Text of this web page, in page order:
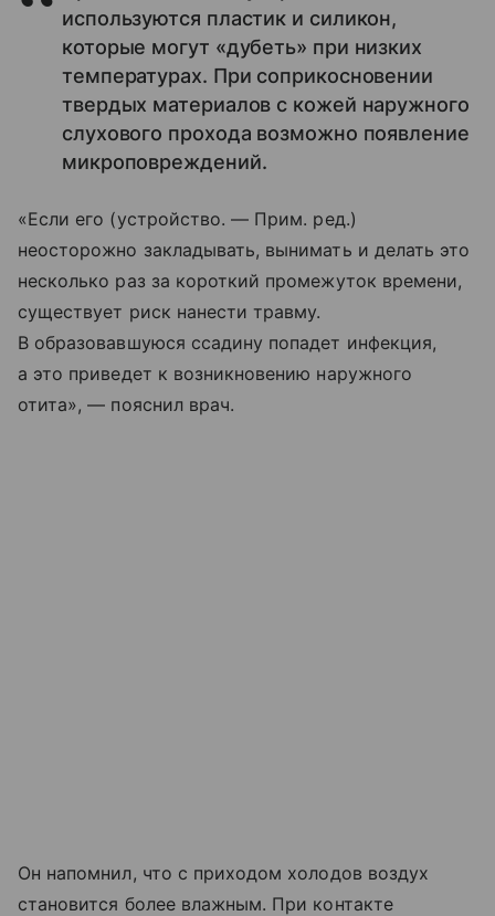
используются пластик и силикон,
которые могут «дубеть» при низких
температурах. При соприкосновении
твердых материалов с кожей наружного
слухового прохода возможно появление
микроповреждений.
«Если его (устройство. — Прим. ред.)
неосторожно закладывать, вынимать и делать это
несколько раз за короткий промежуток времени,
существует риск нанести травму.
В образовавшуюся ссадину попадет инфекция,
а это приведет к возникновению наружного
отита», — пояснил врач.
Он напомнил, что с приходом холодов воздух
становится более влажным. При контакте